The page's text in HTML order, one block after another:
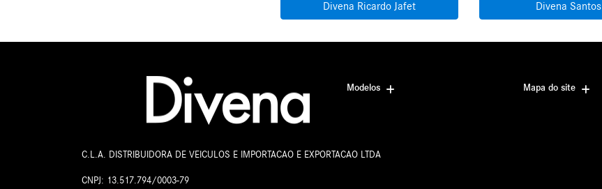
Divena Ricardo Jafet Divena Santos
Modelos Mapa do site
C.L.A. DISTRIBUIDORA DE VEICULOS E IMPORTACAO E EXPORTACAO LTDA
CNPJ: 13.517.794/0003-79